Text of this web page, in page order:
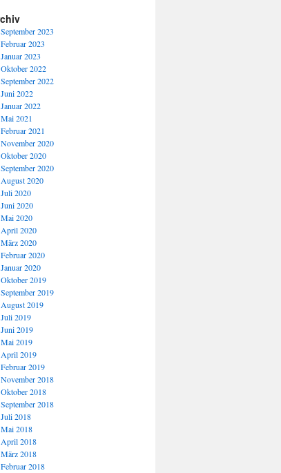
September 2023
Februar 2023
Januar 2023
Oktober 2022
September 2022
Juni 2022
Januar 2022
Mai 2021
Februar 2021
November 2020
Oktober 2020
September 2020
August 2020
Juli 2020
Juni 2020
Mai 2020
April 2020
März 2020
Februar 2020
Januar 2020
Oktober 2019
September 2019
August 2019
Juli 2019
Juni 2019
Mai 2019
April 2019
Februar 2019
November 2018
Oktober 2018
September 2018
Juli 2018
Mai 2018
April 2018
März 2018
Februar 2018